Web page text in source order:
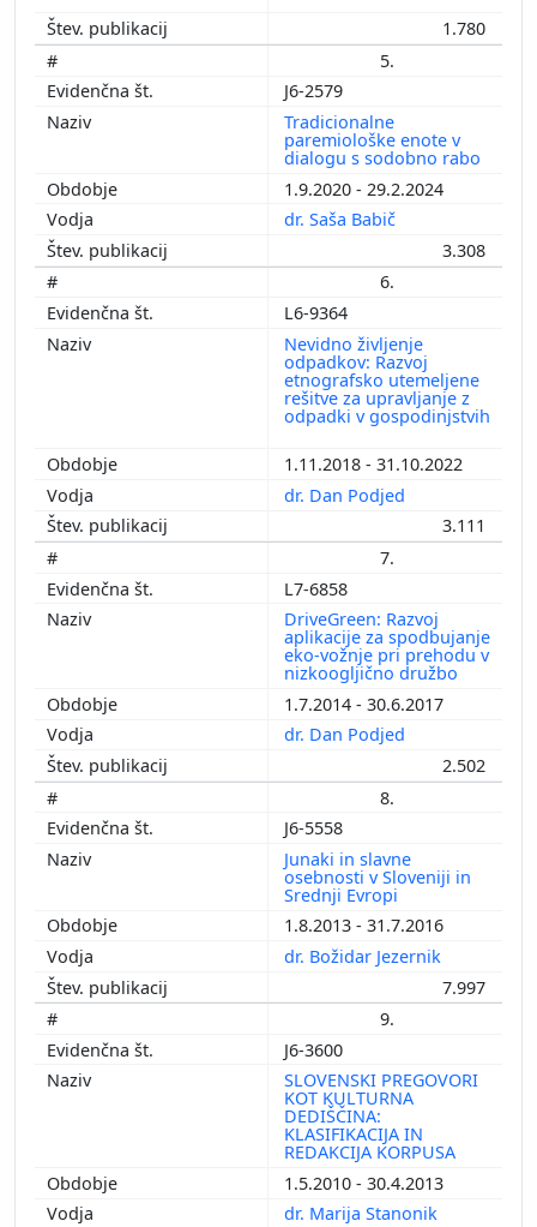
1.780
5.
J6-2579
Tradicionalne
paremiološke enote v
dialogu s sodobno rabo
1.9.2020 - 29.2.2024
dr. Saša Babič
3.308
6.
L6-9364
Nevidno življenje
odpadkov: Razvoj
etnografsko utemeljene
rešitve za upravljanje z
odpadki v gospodinjstvih
1.11.2018 - 31.10.2022
dr. Dan Podjed
3.111
7.
L7-6858
DriveGreen: Razvoj
aplikacije za spodbujanje
eko-vožnje pri prehodu v
nizkoogljično družbo
1.7.2014 - 30.6.2017
dr. Dan Podjed
2.502
8.
J6-5558
Junaki in slavne
osebnosti v Sloveniji in
Srednji Evropi
1.8.2013 - 31.7.2016
dr. Božidar Jezernik
7.997
9.
J6-3600
SLOVENSKI PREGOVORI
KOT KULTURNA
DEDIŠČINA:
KLASIFIKACIJA IN
REDAKCIJA KORPUSA
1.5.2010 - 30.4.2013
dr. Marija Stanonik